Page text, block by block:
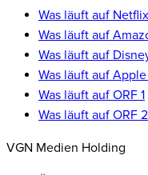
Was läuft auf Netflix
Was läuft auf
Was läuft auf
Was läuft auf
Was läuft auf ORF 1
Was läuft auf ORF 2
VGN Medien Holding